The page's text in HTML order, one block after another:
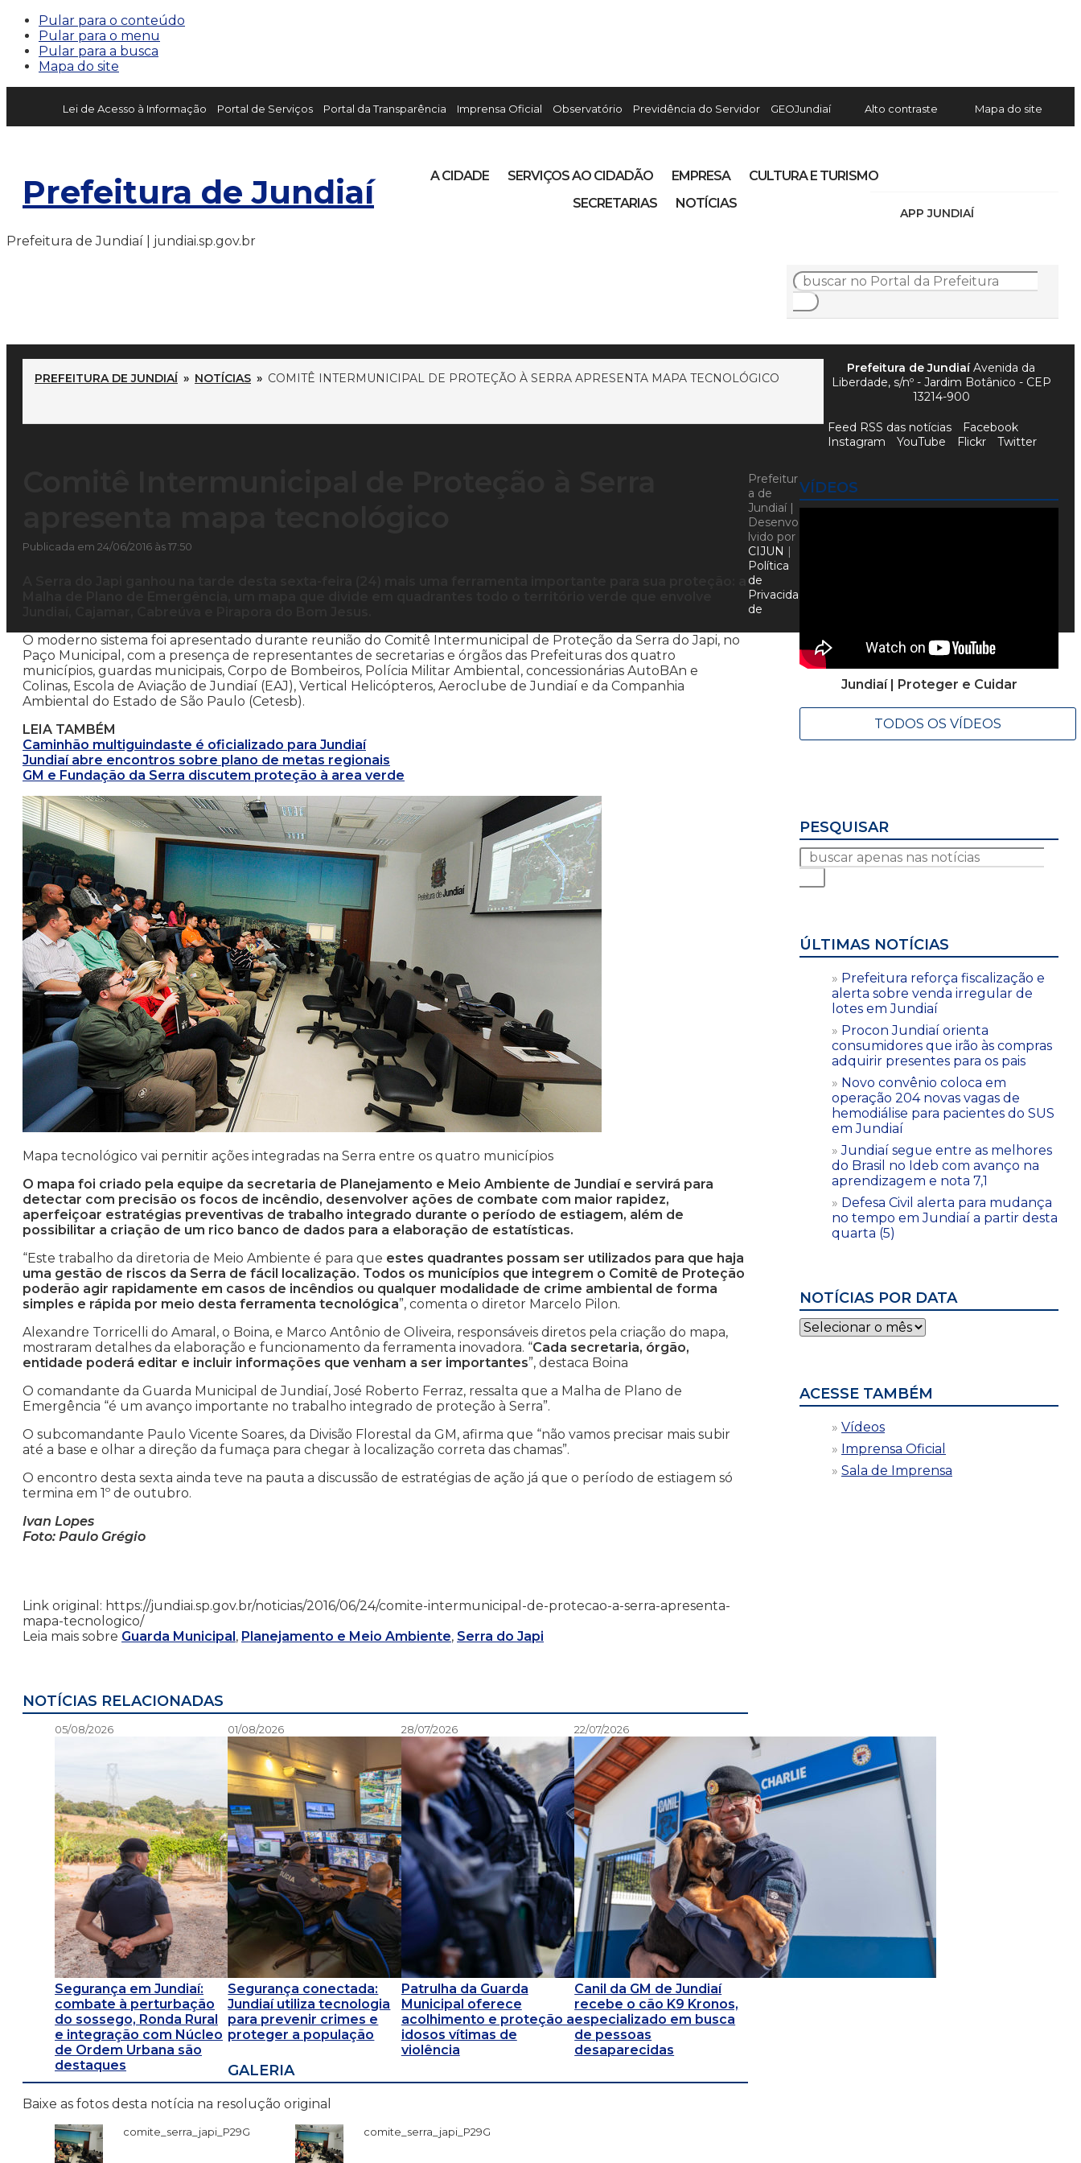
Pular para o conteúdo
Pular para o menu
Pular para a busca
Mapa do site
Lei de Acesso à Informação Portal de Serviços Portal da Transparência Imprensa Oficial Observatório Previdência do Servidor GEOJundiaí Alto contraste Mapa do site
Prefeitura de Jundiaí
APP JUNDIAÍ
A CIDADE SERVIÇOS AO CIDADÃO EMPRESA
CULTURA E TURISMO
SECRETARIAS
NOTÍCIAS
Prefeitura de Jundiaí | jundiai.sp.gov.br
PREFEITURA DE JUNDIAÍ » NOTÍCIAS » COMITÊ INTERMUNICIPAL DE PROTEÇÃO À SERRA APRESENTA MAPA TECNOLÓGICO
Publicada em 24/06/2016 às 17:50
O moderno sistema foi apresentado durante reunião do Comitê Intermunicipal de Proteção da Serra do Japi, no
Paço Municipal, com a presença de representantes de secretarias e órgãos das Prefeituras dos quatro
municípios, guardas municipais, Corpo de Bombeiros, Polícia Militar Ambiental, concessionárias AutoBAn e
Colinas, Escola de Aviação de Jundiaí (EAJ), Vertical Helicópteros, Aeroclube de Jundiaí e da Companhia
Ambiental do Estado de São Paulo (Cetesb).
LEIA TAMBÉM
Caminhão multiguindaste é oficializado para Jundiaí
Jundiaí abre encontros sobre plano de metas regionais
GM e Fundação da Serra discutem proteção à area verde
Mapa tecnológico vai pernitir ações integradas na Serra entre os quatro municípios
O mapa foi criado pela equipe da secretaria de Planejamento e Meio Ambiente de Jundiaí e servirá para
detectar com precisão os focos de incêndio, desenvolver ações de combate com maior rapidez,
aperfeiçoar estratégias preventivas de trabalho integrado durante o período de estiagem, além de
possibilitar a criação de um rico banco de dados para a elaboração de estatísticas.
“Este trabalho da diretoria de Meio Ambiente é para que estes quadrantes possam ser utilizados para que haja
uma gestão de riscos da Serra de fácil localização. Todos os municípios que integrem o Comitê de Proteção
poderão agir rapidamente em casos de incêndios ou qualquer modalidade de crime ambiental de forma
simples e rápida por meio desta ferramenta tecnológica”, comenta o diretor Marcelo Pilon.
Alexandre Torricelli do Amaral, o Boina, e Marco Antônio de Oliveira, responsáveis diretos pela criação do mapa,
mostraram detalhes da elaboração e funcionamento da ferramenta inovadora. “Cada secretaria, órgão,
entidade poderá editar e incluir informações que venham a ser importantes”, destaca Boina
O comandante da Guarda Municipal de Jundiaí, José Roberto Ferraz, ressalta que a Malha de Plano de
Emergência “é um avanço importante no trabalho integrado de proteção à Serra”.
O subcomandante Paulo Vicente Soares, da Divisão Florestal da GM, afirma que “não vamos precisar mais subir
até a base e olhar a direção da fumaça para chegar à localização correta das chamas”.
O encontro desta sexta ainda teve na pauta a discussão de estratégias de ação já que o período de estiagem só
termina em 1º de outubro.
Ivan Lopes
Foto: Paulo Grégio
Link original: https://jundiai.sp.gov.br/noticias/2016/06/24/comite-intermunicipal-de-protecao-a-serra-apresenta-
mapa-tecnologico/
Leia mais sobre Guarda Municipal, Planejamento e Meio Ambiente, Serra do Japi
NOTÍCIAS RELACIONADAS
05/08/2026
Segurança em Jundiaí:
combate à perturbação
do sossego, Ronda Rural
e integração com Núcleo
de Ordem Urbana são
destaques
01/08/2026
Segurança conectada:
Jundiaí utiliza tecnologia
para prevenir crimes e
proteger a população
28/07/2026
Patrulha da Guarda
Municipal oferece
acolhimento e proteção a
idosos vítimas de
violência
22/07/2026
Canil da GM de Jundiaí
recebe o cão K9 Kronos,
especializado em busca
de pessoas
desaparecidas
GALERIA
Baixe as fotos desta notícia na resolução original
comite_serra_japi_P29G comite_serra_japi_P29G
VÍDEOS
Jundiaí | Proteger e Cuidar
TODOS OS VÍDEOS
PESQUISAR
ÚLTIMAS NOTÍCIAS
Prefeitura reforça fiscalização e
alerta sobre venda irregular de
lotes em Jundiaí
Procon Jundiaí orienta
consumidores que irão às compras
adquirir presentes para os pais
Novo convênio coloca em
operação 204 novas vagas de
hemodiálise para pacientes do SUS
em Jundiaí
Jundiaí segue entre as melhores
do Brasil no Ideb com avanço na
aprendizagem e nota 7,1
Defesa Civil alerta para mudança
no tempo em Jundiaí a partir desta
quarta (5)
NOTÍCIAS POR DATA
Notícias
por
ACESSE TAMBÉM
Vídeos
Imprensa Oficial
Sala de Imprensa
Prefeitura de JundiaíAvenida da
Liberdade, s/nº - Jardim Botânico - CEP
13214-900
Feed RSS das notícias
Facebook
Instagram
YouTube Flickr Twitter
Prefeitur
a de
Jundiaí |
Desenvo
lvido por
CIJUN |
Política
de
Privacida
de